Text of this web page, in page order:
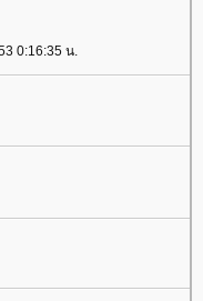
0:16:35 น.